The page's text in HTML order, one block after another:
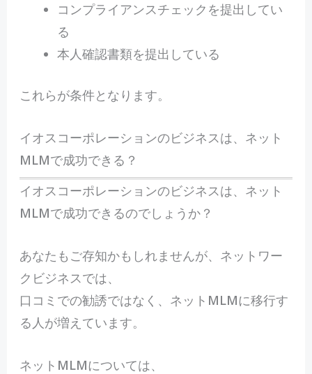
コンプライアンスチェックを提出してい
る
本人確認書類を提出している
これらが条件となります。
イオスコーポレーションのビジネスは、ネット
MLMで成功できる？
イオスコーポレーションのビジネスは、ネット
MLMで成功できるのでしょうか？
あなたもご存知かもしれませんが、ネットワー
クビジネスでは、
口コミでの勧誘ではなく、ネットMLMに移行す
る人が増えています。
ネットMLMについては、